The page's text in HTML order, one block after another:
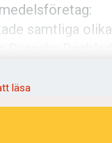
samtliga olika
läsa